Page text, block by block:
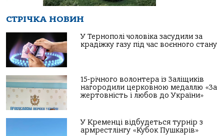
СТРІЧКА НОВИН
У Тернополі чоловіка засудили за
крадіжку газу під час воєнного стану
15-річного волонтера із Заліщиків
нагородили церковною медаллю «За
жертовність і любов до України»
У Кременці відбудеться турнір з
армрестлінгу «Кубок Пушкарів»